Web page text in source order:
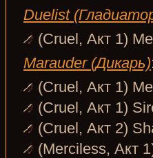
Duelist
(Cruel, Акт 1)
Marauder (Дикарь)
(Cruel, Акт 1)
(Cruel, Акт 1)
(Cruel, Акт 2)
(Merciless, Акт